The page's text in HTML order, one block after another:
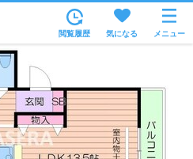
沿線・駅から
住所から
家賃相場から
通勤通学時間から
閲覧履歴 気になる メニュー